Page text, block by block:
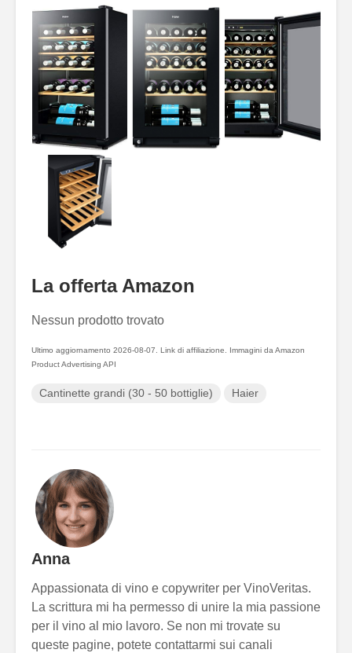
La offerta Amazon
Nessun prodotto trovato
Ultimo aggiornamento 2026-08-07. Link di affiliazione. Immagini da Amazon
Product Advertising API
Cantinette grandi (30 - 50 bottiglie) Haier
Anna
Appassionata di vino e copywriter per VinoVeritas.
La scrittura mi ha permesso di unire la mia passione
per il vino al mio lavoro. Se non mi trovate su
queste pagine, potete contattarmi sui canali